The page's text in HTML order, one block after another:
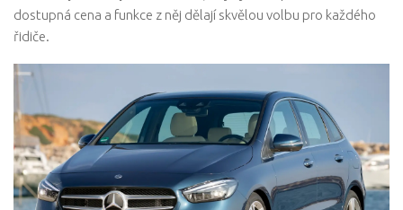
dostupná cena a funkce z něj dělají skvělou volbu pro každého
řidiče.